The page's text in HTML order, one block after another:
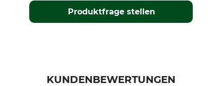
Produktfrage stellen
KUNDENBEWERTUNGEN